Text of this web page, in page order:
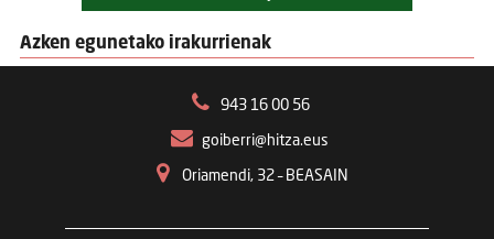
Azken egunetako irakurrienak
943 16 00 56
goiberri@hitza.eus
Oriamendi, 32 – BEASAIN